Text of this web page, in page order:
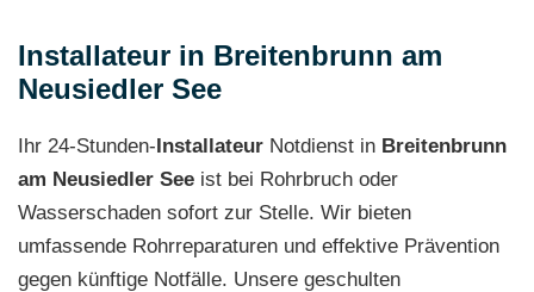
Installateur in Breitenbrunn am
Neusiedler See
Ihr 24-Stunden-Installateur Notdienst in Breitenbrunn
am Neusiedler See ist bei Rohrbruch oder
Wasserschaden sofort zur Stelle. Wir bieten
umfassende Rohrreparaturen und effektive Prävention
gegen künftige Notfälle. Unsere geschulten